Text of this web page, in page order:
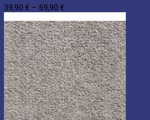
39,90 € – 69,90 €
-
69,90 €